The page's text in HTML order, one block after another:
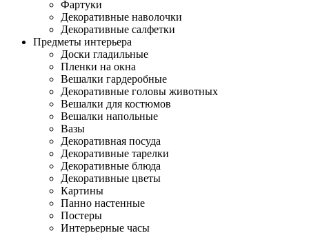
Фартуки
Декоративные наволочки
Декоративные салфетки
Предметы интерьера
Доски гладильные
Пленки на окна
Вешалки гардеробные
Декоративные головы животных
Вешалки для костюмов
Вешалки напольные
Вазы
Декоративная посуда
Декоративные тарелки
Декоративные блюда
Декоративные цветы
Картины
Панно настенные
Постеры
Интерьерные часы